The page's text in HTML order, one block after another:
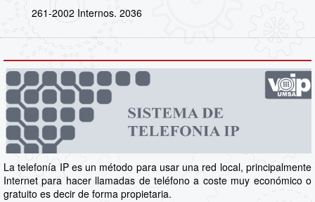
261-2002 Internos. 2036
La telefonía IP es un método para usar una red local, principalmente
Internet para hacer llamadas de teléfono a coste muy económico o
gratuito es decir de forma propietaria.